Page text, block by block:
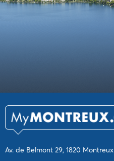
Av. de Belmont 29, 1820 Montreux